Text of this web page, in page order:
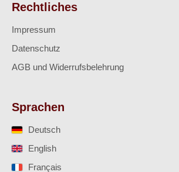
Rechtliches
Impressum
Datenschutz
AGB und Widerrufsbelehrung
Sprachen
Deutsch
English
Français